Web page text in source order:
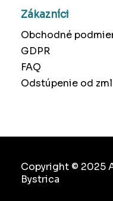
Zákazníci
Obchodné
GDPR
FAQ
Odstúpenie od
Copyright © 2025
Bystrica